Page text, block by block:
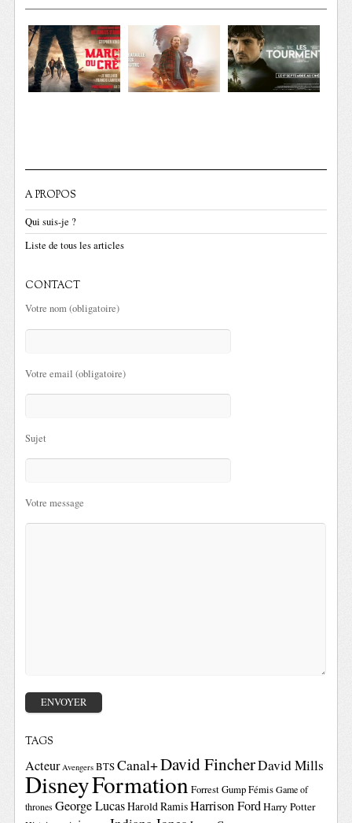
A PROPOS
Qui suis-je ?
Liste de tous les articles
CONTACT
Votre nom (obligatoire)
Votre email (obligatoire)
Sujet
Votre message
TAGS
Acteur Avengers BTSCanal+David FincherDavid Mills
DisneyFormationForrest GumpFémis Game of
thrones George LucasHarold RamisHarrison FordHarry Potter